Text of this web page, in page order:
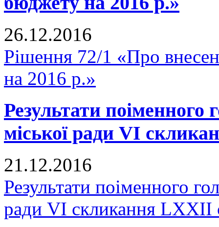
26.12.2016
Рішення 72/1 «Про
на 2016 р.»
Результати
міської ради VI
21.12.2016
Результати поіменного
ради VI скликання LXXII